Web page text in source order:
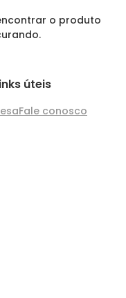
o produto
úteis
Fale conosco